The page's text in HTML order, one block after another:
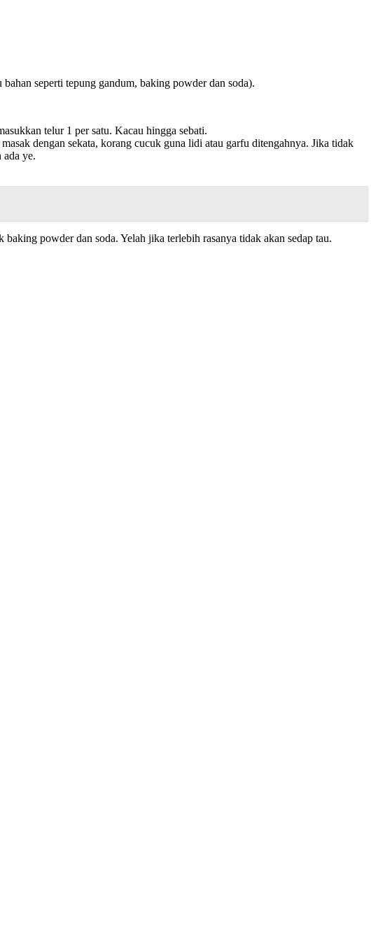
seperti tepung gandum, baking powder dan soda).
telur 1 per satu. Kacau hingga sebati.
dengan sekata, korang cucuk guna lidi atau garfu ditengahnya. Jika tidak
ada ye.
powder dan soda. Yelah jika terlebih rasanya tidak akan sedap tau.